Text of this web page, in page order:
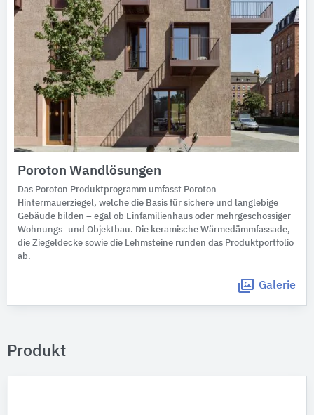
Poroton Wandlösungen
Das Poroton Produktprogramm umfasst Poroton
Hintermauerziegel, welche die Basis für sichere und langlebige
Gebäude bilden – egal ob Einfamilienhaus oder mehrgeschossiger
Wohnungs- und Objektbau. Die keramische Wärmedämmfassade,
die Ziegeldecke sowie die Lehmsteine runden das Produktportfolio
ab.
Galerie
Produkt